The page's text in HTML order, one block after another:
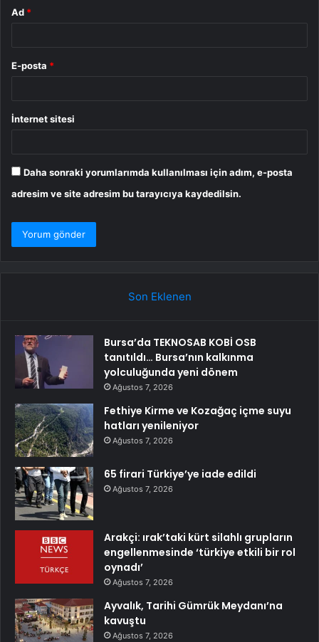
Ad *
E-posta *
İnternet sitesi
Daha sonraki yorumlarımda kullanılması için adım, e-posta
adresim ve site adresim bu tarayıcıya kaydedilsin.
Son Eklenen
Bursa’da TEKNOSAB KOBİ OSB
tanıtıldı… Bursa’nın kalkınma
yolculuğunda yeni dönem
Ağustos 7, 2026
Fethiye Kirme ve Kozağaç içme suyu
hatları yenileniyor
Ağustos 7, 2026
65 firari Türkiye’ye iade edildi
Ağustos 7, 2026
Arakçi: ırak’taki kürt silahlı grupların
engellenmesinde ‘türkiye etkili bir rol
oynadı’
Ağustos 7, 2026
Ayvalık, Tarihi Gümrük Meydanı’na
kavuştu
Ağustos 7, 2026